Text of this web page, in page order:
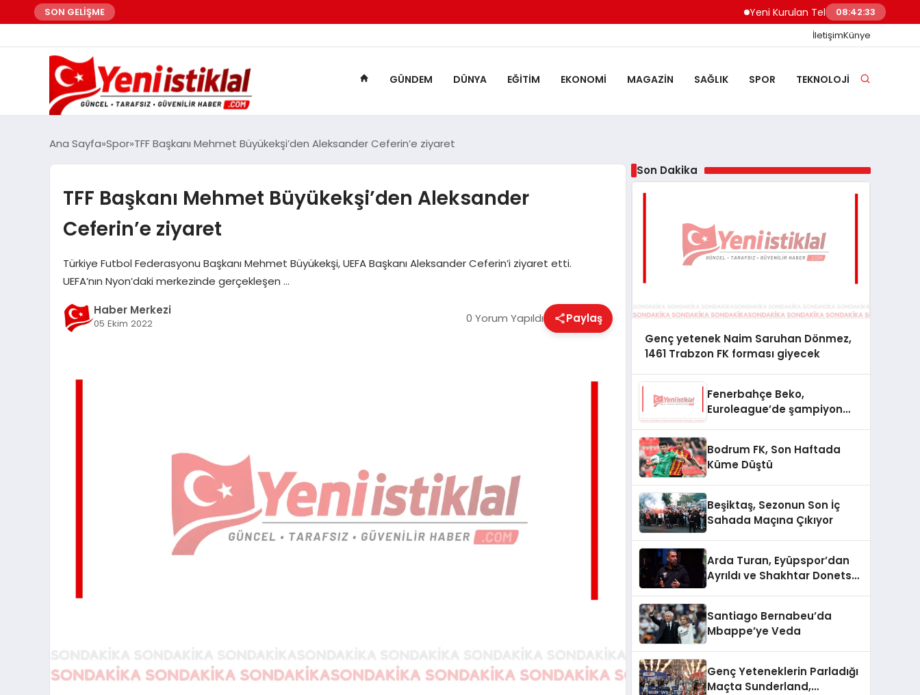
SON GELİŞME Yeni Kurulan Telegram Grupları Nasıl
08:42:34
İletişimKünye
GÜNDEM DÜNYA EĞITIM EKONOMI MAGAZIN SAĞLIK SPOR TEKNOLOJI
Ana Sayfa Spor TFF Başkanı Mehmet Büyükekşi’den Aleksander Ceferin’e ziyaret
TFF Başkanı Mehmet Büyükekşi’den Aleksander
Ceferin’e ziyaret
Türkiye Futbol Federasyonu Başkanı Mehmet Büyükekşi, UEFA Başkanı Aleksander Ceferin’i ziyaret etti.
UEFA’nın Nyon’daki merkezinde gerçekleşen …
Haber Merkezi
05 Ekim 2022 0 Yorum Yapıldı Paylaş
Son Dakika
Genç yetenek Naim Saruhan Dönmez,
1461 Trabzon FK forması giyecek
Fenerbahçe Beko,
Euroleague’de şampiyon
Bodrum FK, Son Haftada
Küme Düştü
Beşiktaş, Sezonun Son İç
Sahada Maçına Çıkıyor
Arda Turan, Eyüpspor’dan
Ayrıldı ve Shakhtar Donetsk
Santiago Bernabeu’da
Mbappe’ye Veda
Genç Yeteneklerin Parladığı
Maçta Sunderland,